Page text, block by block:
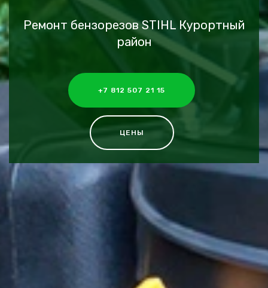
Ремонт бензорезов STIHL Курортный
район
+7 812 507 21 15
ЦЕНЫ